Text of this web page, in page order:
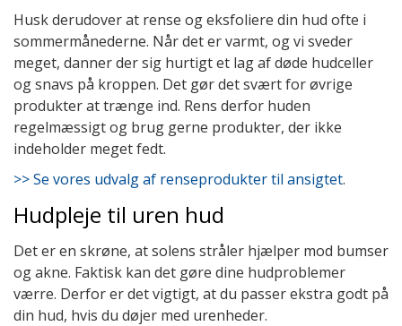
Husk derudover at rense og eksfoliere din hud ofte i
sommermånederne. Når det er varmt, og vi sveder
meget, danner der sig hurtigt et lag af døde hudceller
og snavs på kroppen. Det gør det svært for øvrige
produkter at trænge ind. Rens derfor huden
regelmæssigt og brug gerne produkter, der ikke
indeholder meget fedt.
>> Se vores udvalg af renseprodukter til ansigtet.
Hudpleje til uren hud
Det er en skrøne, at solens stråler hjælper mod bumser
og akne. Faktisk kan det gøre dine hudproblemer
værre. Derfor er det vigtigt, at du passer ekstra godt på
din hud, hvis du døjer med urenheder.